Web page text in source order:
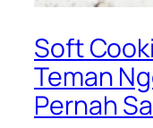
Soft
Teman
Pernah